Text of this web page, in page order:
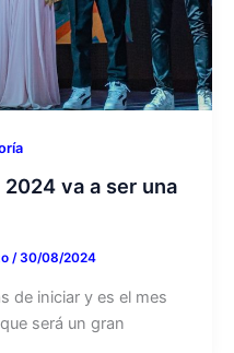
va a ser una
/30/08/2024
de iniciar y es el mes
será un gran